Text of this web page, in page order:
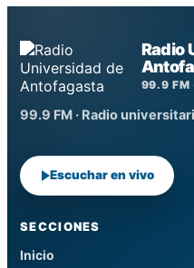
Radio
99.9 FM
99.9 FM · Radio
Escuchar en vivo
SECCIONES
Inicio